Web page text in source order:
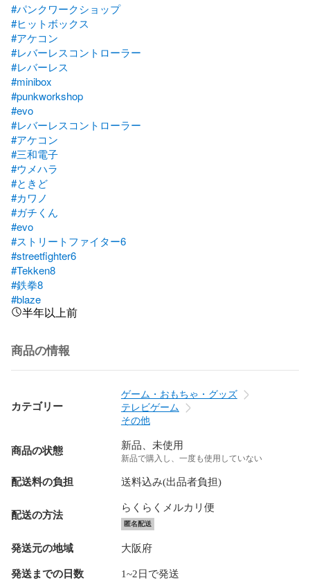
#パンクワークショップ
#ヒットボックス
#アケコン
#レバーレスコントローラー
#レバーレス
#minibox
#punkworkshop
#evo
#レバーレスコントローラー
#アケコン
#三和電子
#ウメハラ
#ときど
#カワノ
#ガチくん
#evo
#ストリートファイター6
#streetfighter6
#Tekken8
#鉄拳8
#blaze
半年以上前
商品の情報
カテゴリー
ゲーム・おもちゃ・グッズ
テレビゲーム
その他
商品の状態 新品、未使用
新品で購入し、一度も使用していない
配送料の負担 送料込み(出品者負担)
配送の方法
らくらくメルカリ便
匿名配送
発送元の地域 大阪府
発送までの日数 1~2日で発送